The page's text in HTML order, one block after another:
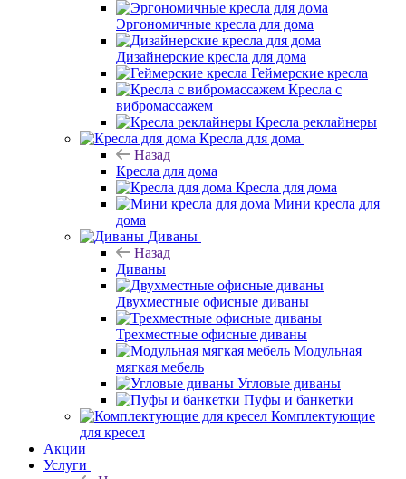
Эргономичные кресла для дома
Дизайнерские кресла для дома
Геймерские кресла
Кресла с
вибромассажем
Кресла реклайнеры
Кресла для дома
Назад
Кресла для дома
Кресла для дома
Мини кресла для
дома
Диваны
Назад
Диваны
Двухместные офисные диваны
Трехместные офисные диваны
Модульная
мягкая мебель
Угловые диваны
Пуфы и банкетки
Комплектующие
для кресел
Акции
Услуги